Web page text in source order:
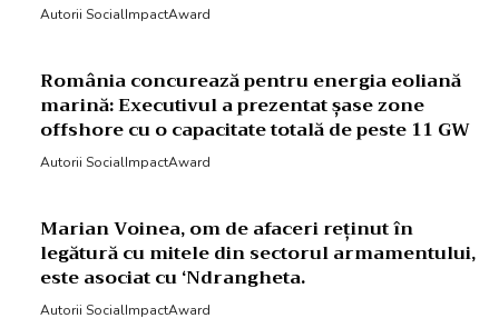
Autorii SocialImpactAward
România concurează pentru energia eoliană
marină: Executivul a prezentat șase zone
offshore cu o capacitate totală de peste 11 GW
Autorii SocialImpactAward
Marian Voinea, om de afaceri reținut în
legătură cu mitele din sectorul armamentului,
este asociat cu ‘Ndrangheta.
Autorii SocialImpactAward